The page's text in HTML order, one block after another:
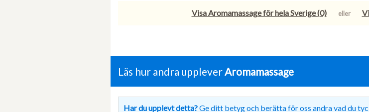
Visa Aromamassage för hela Sverige (0) eller
Läs hur andra uppleverAromamassage
Har du upplevt detta?Ge ditt betyg och berätta för oss andra vad du